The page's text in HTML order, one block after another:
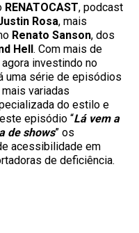
RENATOCAST, podcast
Rosa, mais
Renato Sanson, dos
Hell. Com mais de
investindo no
uma série de episódios
variadas
do estilo e
episódio “Lá vem a
de shows” os
acessibilidade em
de deficiência.